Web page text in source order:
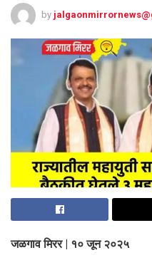
by
जळगाव मिरर | १० जून २०२५